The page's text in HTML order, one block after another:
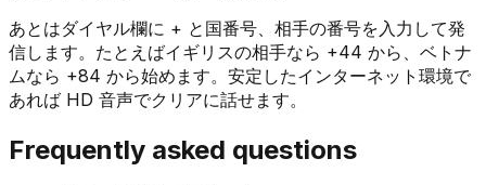
あとはダイヤル欄に + と国番号、相手の番号を入力して発
信します。たとえばイギリスの相手なら +44 から、ベトナ
ムなら +84 から始めます。安定したインターネット環境で
あれば HD 音声でクリアに話せます。
Frequently asked questions